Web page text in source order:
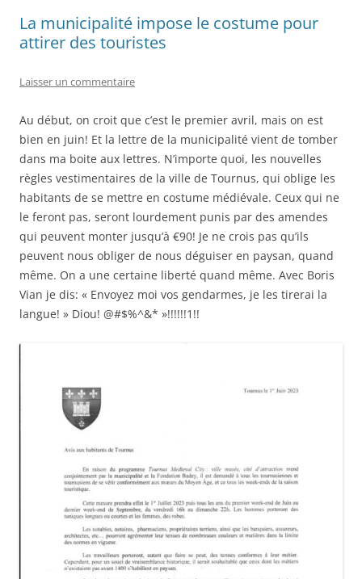
La municipalité impose le costume pour
attirer des touristes
Laisser un commentaire
Au début, on croit que c’est le premier avril, mais on est
bien en juin! Et la lettre de la municipalité vient de tomber
dans ma boite aux lettres. N’importe quoi, les nouvelles
règles vestimentaires de la ville de Tournus, qui oblige les
habitants de se mettre en costume médiévale. Ceux qui ne
le feront pas, seront lourdement punis par des amendes
qui peuvent monter jusqu’à €90! Je ne crois pas qu’ils
peuvent nous obliger de nous déguiser en paysan, quand
même. On a une certaine liberté quand même. Avec Boris
Vian je dis: « Envoyez moi vos gendarmes, je les tirerai la
langue! » Diou! @#$%^&* »!!!!!!1!!